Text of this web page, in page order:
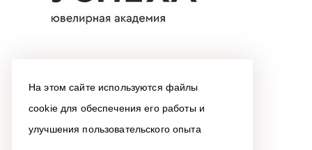
На этом сайте используются файлы
cookie для обеспечения его работы и
улучшения пользовательского опыта